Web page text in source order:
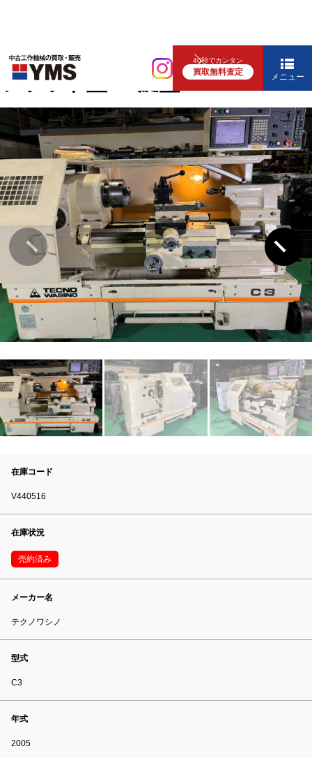
40秒でカンタン
買取無料査定 メニュー
NC旋盤
フラット型NC旋盤
在庫コード
V440516
在庫状況
売約済み
メーカー名
テクノワシノ
型式
C3
年式
2005